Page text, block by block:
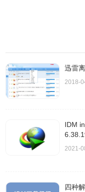
Netscape）浏览器的
如果你右键点击浏览
如果IDM无法自动接
用。只需选择此项目
载”，将所选文本中的
迅雷
2018-
IDM
2021-
四种